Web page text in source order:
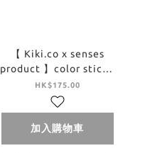
【 Kiki.co x senses
product 】color stick -
wet
HK$175.00
加入購物車